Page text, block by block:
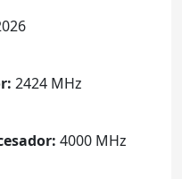
2424 MHz
4000 MHz